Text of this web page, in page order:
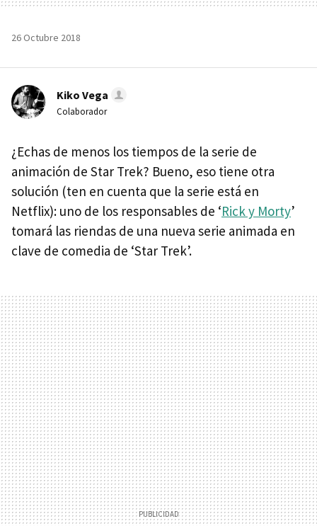
26 Octubre 2018
Kiko Vega
Colaborador
¿Echas de menos los tiempos de la serie de
animación de Star Trek? Bueno, eso tiene otra
solución (ten en cuenta que la serie está en
Netflix): uno de los responsables de ‘Rick y Morty’
tomará las riendas de una nueva serie animada en
clave de comedia de ‘Star Trek’.